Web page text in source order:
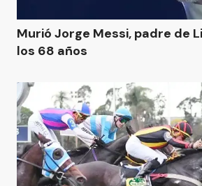
Murió Jorge Messi, padre de
los 68 años